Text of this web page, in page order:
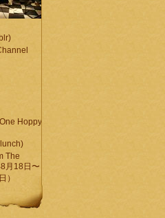
Hoppy.
The
月18日〜
）